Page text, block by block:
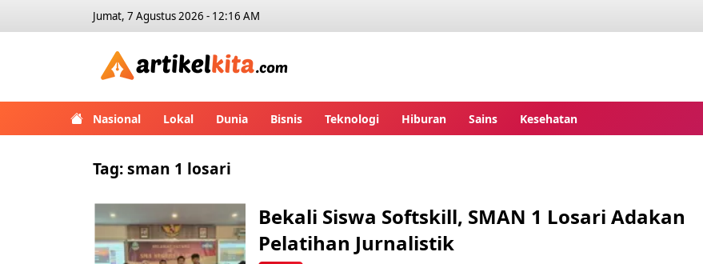
Jumat, 7 Agustus 2026 - 12:16 AM
Nasional Lokal Dunia Bisnis Teknologi Hiburan Sains Kesehatan
Tag:sman 1 losari
Bekali Siswa Softskill, SMAN 1 Losari Adakan
Pelatihan Jurnalistik